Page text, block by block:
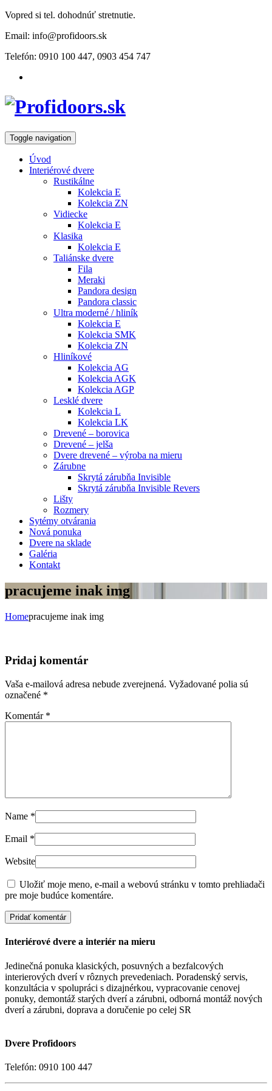
Vopred si tel. dohodnúť stretnutie.
Email: info@profidoors.sk
Telefón: 0910 100 447, 0903 454 747
Toggle navigation
Úvod
Interiérové dvere
Rustikálne
Kolekcia E
Kolekcia ZN
Vidiecke
Kolekcia E
Klasika
Kolekcia E
Taliánske dvere
Fila
Meraki
Pandora design
Pandora classic
Ultra moderné / hliník
Kolekcia E
Kolekcia SMK
Kolekcia ZN
Hliníkové
Kolekcia AG
Kolekcia AGK
Kolekcia AGP
Lesklé dvere
Kolekcia L
Kolekcia LK
Drevené – borovica
Drevené – jelša
Dvere drevené – výroba na mieru
Zárubne
Skrytá zárubňa Invisible
Skrytá zárubňa Invisible Revers
Lišty
Rozmery
Sytémy otvárania
Nová ponuka
Dvere na sklade
Galéria
Kontakt
pracujeme inak img
Homepracujeme inak img
Pridaj komentár
Vaša e-mailová adresa nebude zverejnená. Vyžadované polia sú
označené *
Komentár *
Name *
Email *
Website
Uložiť moje meno, e-mail a webovú stránku v tomto prehliadači
pre moje budúce komentáre.
Interiérové dvere a interiér na mieru
Jedinečná ponuka klasických, posuvných a bezfalcových
interierových dverí v rôznych prevedeniach. Poradenský servis,
konzultácia v spolupráci s dizajnérkou, vypracovanie cenovej
ponuky, demontáž starých dverí a zárubni, odborná montáž nových
dverí a zárubni, doprava a doručenie po celej SR
Dvere Profidoors
Telefón: 0910 100 447